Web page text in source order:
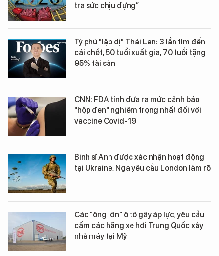
tra sức chịu đựng”
Tỷ phú "lập dị" Thái Lan: 3 lần tìm đến
cái chết, 50 tuổi xuất gia, 70 tuổi tặng
95% tài sản
CNN: FDA tính đưa ra mức cảnh báo
"hộp đen" nghiêm trọng nhất đối với
vaccine Covid-19
Binh sĩ Anh được xác nhận hoạt động
tại Ukraine, Nga yêu cầu London làm rõ
Các "ông lớn" ô tô gây áp lực, yêu cầu
cấm các hãng xe hơi Trung Quốc xây
nhà máy tại Mỹ